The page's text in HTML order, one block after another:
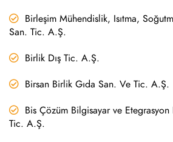
Birleşim Mühendislik, Isıtma,
San. Tic. A.Ş.
Birlik Dış Tic. A.Ş.
Birsan Birlik Gıda San. Ve Tic. A.Ş.
Bis Çözüm Bilgisayar ve
Tic. A.Ş.